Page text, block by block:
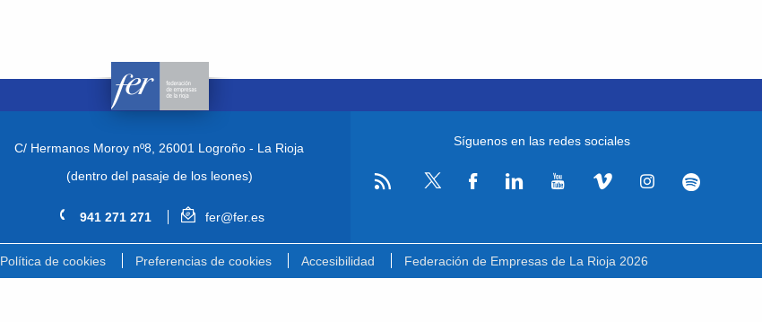
C/ Hermanos Moroy nº8, 26001 Logroño - La Rioja
(dentro del pasaje de los leones)
941 271 271 fer@fer.es
Síguenos en las redes sociales
Política de cookies Preferencias de cookies Accesibilidad Federación de Empresas de La Rioja 2026